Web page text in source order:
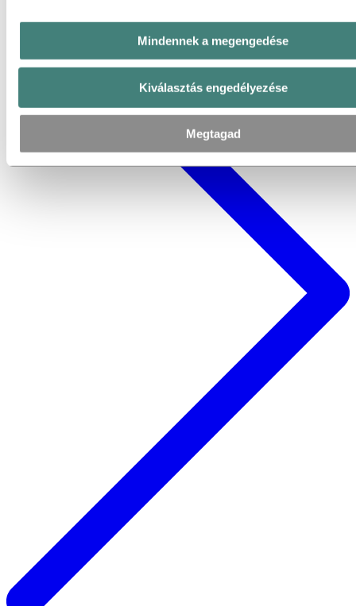
Mindennek a megengedése
Kiválasztás engedélyezése
Megtagad